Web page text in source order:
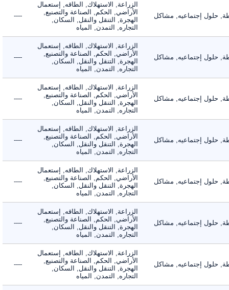
حلول إجتماعيه, مشاكل
الزراعة, الاستهلاك, الطاقه, إستعمال
الأراضي, الحكم, الصناعة والتصنيع,
الهجرة, التنقل والنقل, السكان,
التجاره, التمدن, المياه
----
حلول إجتماعيه, مشاكل
الزراعة, الاستهلاك, الطاقه, إستعمال
الأراضي, الحكم, الصناعة والتصنيع,
الهجرة, التنقل والنقل, السكان,
التجاره, التمدن, المياه
----
حلول إجتماعيه, مشاكل
الزراعة, الاستهلاك, الطاقه, إستعمال
الأراضي, الحكم, الصناعة والتصنيع,
الهجرة, التنقل والنقل, السكان,
التجاره, التمدن, المياه
----
حلول إجتماعيه, مشاكل
الزراعة, الاستهلاك, الطاقه, إستعمال
الأراضي, الحكم, الصناعة والتصنيع,
الهجرة, التنقل والنقل, السكان,
التجاره, التمدن, المياه
----
حلول إجتماعيه, مشاكل
الزراعة, الاستهلاك, الطاقه, إستعمال
الأراضي, الحكم, الصناعة والتصنيع,
الهجرة, التنقل والنقل, السكان,
التجاره, التمدن, المياه
----
حلول إجتماعيه, مشاكل
الزراعة, الاستهلاك, الطاقه, إستعمال
الأراضي, الحكم, الصناعة والتصنيع,
الهجرة, التنقل والنقل, السكان,
التجاره, التمدن, المياه
----
حلول إجتماعيه, مشاكل
الزراعة, الاستهلاك, الطاقه, إستعمال
الأراضي, الحكم, الصناعة والتصنيع,
الهجرة, التنقل والنقل, السكان,
التجاره, التمدن, المياه
----